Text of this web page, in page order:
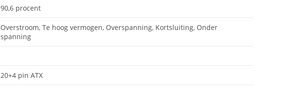
90,6 procent
Overstroom, Te hoog vermogen, Overspanning, Kortsluiting, Onder
spanning
20+4 pin ATX